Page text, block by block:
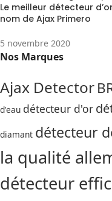
Le meilleur détecteur
nom de Ajax Primero
5 novembre 2020
Nos Marques
Ajax Detector
d'eau détecteur d'or
diamant détecteur
la qualité
détecteur